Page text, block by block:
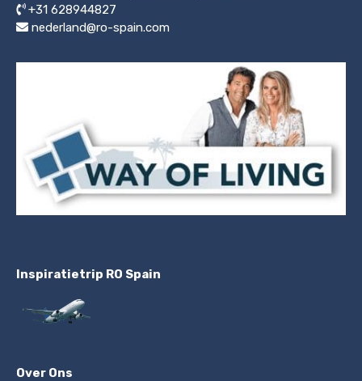
+31 628944827
nederland@ro-spain.com
Inspiratietrip RO Spain
Over Ons